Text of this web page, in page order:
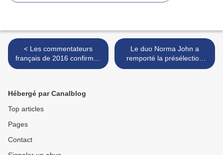
< Les commentateurs
français de 2016 confirmés
pour 2017
Le duo Norma John a
remporté la présélection
finnoise avec le titre
Hébergé par Canalblog
Top articles
Pages
Contact